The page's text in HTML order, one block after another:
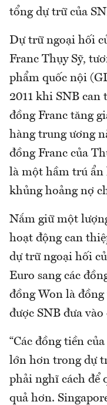
tổng dự trữ của
Dự trữ ngoại hối
Franc Thụy Sỹ,
phẩm quốc nội
2011 khi SNB can
đồng Franc tăng
hàng trung ương
đồng Franc của
là một hầm trú ẩn
khủng hoảng nợ
Nắm giữ một
hoạt động can
dự trữ ngoại hối
Euro sang các
đồng Won là
được SNB đưa
“Các đồng tiền
lớn hơn trong dự
phải nghĩ cách để
quả hơn.